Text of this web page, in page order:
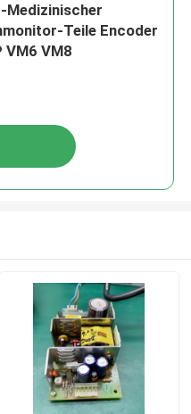
Medizinischer
Teile Encoder
VM6 VM8